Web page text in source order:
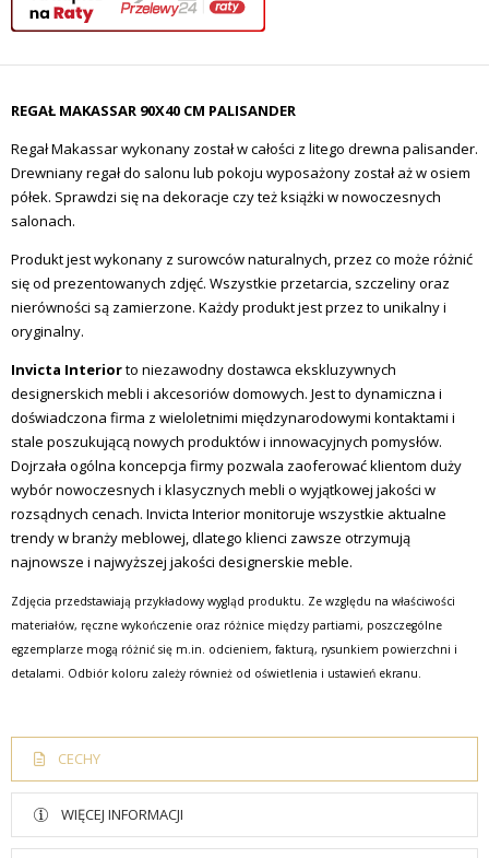
REGAŁ MAKASSAR 90X40 CM PALISANDER
Regał Makassar wykonany został w całości z litego drewna palisander.
Drewniany regał do salonu lub pokoju wyposażony został aż w osiem
półek. Sprawdzi się na dekoracje czy też książki w nowoczesnych
salonach.
Produkt jest wykonany z surowców naturalnych, przez co może różnić
się od prezentowanych zdjęć. Wszystkie przetarcia, szczeliny oraz
nierówności są zamierzone. Każdy produkt jest przez to unikalny i
oryginalny.
Invicta Interiorto niezawodny dostawca ekskluzywnych
designerskich mebli i akcesoriów domowych. Jest to dynamiczna i
doświadczona firma z wieloletnimi międzynarodowymi kontaktami i
stale poszukującą nowych produktów i innowacyjnych pomysłów.
Dojrzała ogólna koncepcja firmy pozwala zaoferować klientom duży
wybór nowoczesnych i klasycznych mebli o wyjątkowej jakości w
rozsądnych cenach. Invicta Interior monitoruje wszystkie aktualne
trendy w branży meblowej, dlatego klienci zawsze otrzymują
najnowsze i najwyższej jakości designerskie meble.
Zdjęcia przedstawiają przykładowy wygląd produktu. Ze względu na właściwości
materiałów, ręczne wykończenie oraz różnice między partiami, poszczególne
egzemplarze mogą różnić się m.in. odcieniem, fakturą, rysunkiem powierzchni i
detalami. Odbiór koloru zależy również od oświetlenia i ustawień ekranu.
CECHY
WIĘCEJ INFORMACJI